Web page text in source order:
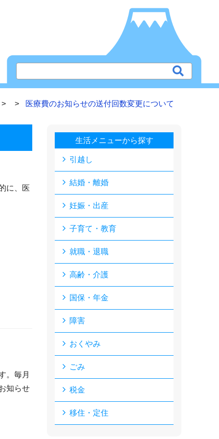
医療費のお知らせの送付回数変更について
に、医
。毎月
知らせ
生活メニューから探す
引越し
結婚・離婚
妊娠・出産
子育て・教育
就職・退職
高齢・介護
国保・年金
障害
おくやみ
ごみ
税金
移住・定住